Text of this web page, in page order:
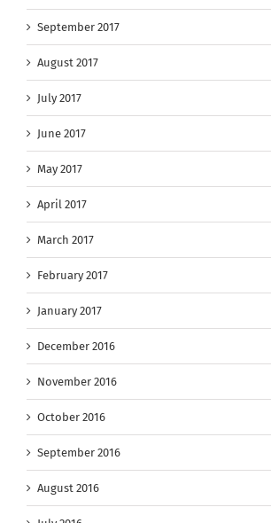
September 2017
August 2017
July 2017
June 2017
May 2017
April 2017
March 2017
February 2017
January 2017
December 2016
November 2016
October 2016
September 2016
August 2016